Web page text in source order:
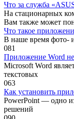
Что за служба
На стационарных
Вам также может
Что такое
В наше время фото-
081
Приложение Word
Microsoft Word
текстовых
063
Как установить
PowerPoint — одно
решений